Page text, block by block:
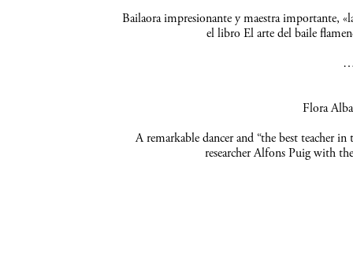
Bailaora impresionante y maestra importante,
el libro El arte del baile
Flora
A remarkable dancer and “the best teacher
researcher Alfons Puig with